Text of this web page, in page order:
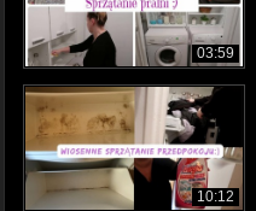
03:59
10:12